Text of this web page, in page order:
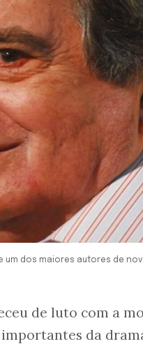
um dos maiores autores de
de luto com a
da